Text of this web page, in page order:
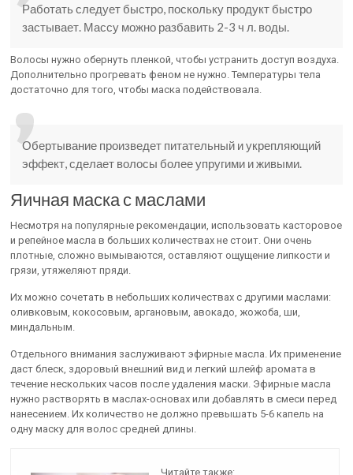
Работать следует быстро, поскольку продукт быстро
застывает. Массу можно разбавить 2-3 ч л. воды.
Волосы нужно обернуть пленкой, чтобы устранить доступ воздуха.
Дополнительно прогревать феном не нужно. Температуры тела
достаточно для того, чтобы маска подействовала.
Обертывание произведет питательный и укрепляющий
эффект, сделает волосы более упругими и живыми.
Яичная маска с маслами
Несмотря на популярные рекомендации, использовать касторовое
и репейное масла в больших количествах не стоит. Они очень
плотные, сложно вымываются, оставляют ощущение липкости и
грязи, утяжеляют пряди.
Их можно сочетать в небольших количествах с другими маслами:
оливковым, кокосовым, аргановым, авокадо, жожоба, ши,
миндальным.
Отдельного внимания заслуживают эфирные масла. Их применение
даст блеск, здоровый внешний вид и легкий шлейф аромата в
течение нескольких часов после удаления маски. Эфирные масла
нужно растворять в маслах-основах или добавлять в смеси перед
нанесением. Их количество не должно превышать 5-6 капель на
одну маску для волос средней длины.
Читайте также: